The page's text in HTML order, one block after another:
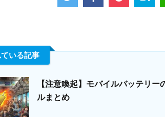
いる記事
【注意喚起】モバイルバッテリ
ルまとめ